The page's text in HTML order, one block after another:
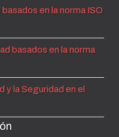
en la norma ISO
basados en la norma
y la Seguridad en el